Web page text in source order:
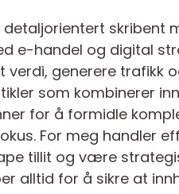
skribent
e-handel og digital
verdi, generere trafikk
som kombinerer
for å formidle
For meg handler
tillit og være
alltid for å sikre at